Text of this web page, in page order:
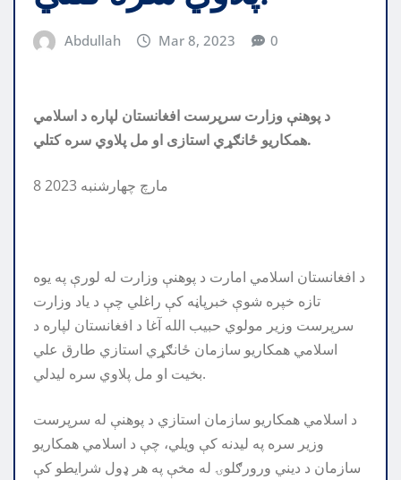
Abdullah Mar 8, 2023 0
د پوهنې وزارت سرپرست افغانستان لپاره د اسلامي
همکاریو ځانګړي استازی او مل پلاوي سره کتلي.
8 مارچ چهارشنبه 2023
د افغانستان اسلامي امارت د پوهنې وزارت له لورې په یوه
تازه خپره شوې خبرپاڼه کې راغلي چې د یاد وزارت
سرپرست وزیر مولوي حبیب الله آغا د افغانستان لپاره د
اسلامي همکاريو سازمان ځانګړي استازي طارق علي
بخيت او مل پلاوي سره لیدلي.
د اسلامي همکاریو سازمان استازي د پوهنې له سرپرست
وزیر سره په لیدنه کې ویلي، چې د اسلامي همکاریو
سازمان د دیني ورورګلوۍ له مخې په هر ډول شرایطو کې